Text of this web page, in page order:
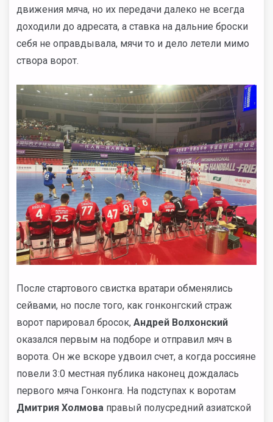
движения мяча, но их передачи далеко не всегда
доходили до адресата, а ставка на дальние броски
себя не оправдывала, мячи то и дело летели мимо
створа ворот.
После стартового свистка вратари обменялись
сейвами, но после того, как гонконгский страж
ворот парировал бросок, Андрей Волхонский
оказался первым на подборе и отправил мяч в
ворота. Он же вскоре удвоил счет, а когда россияне
повели 3:0 местная публика наконец дождалась
первого мяча Гонконга. На подступах к воротам
Дмитрия Холмова правый полусредний азиатской